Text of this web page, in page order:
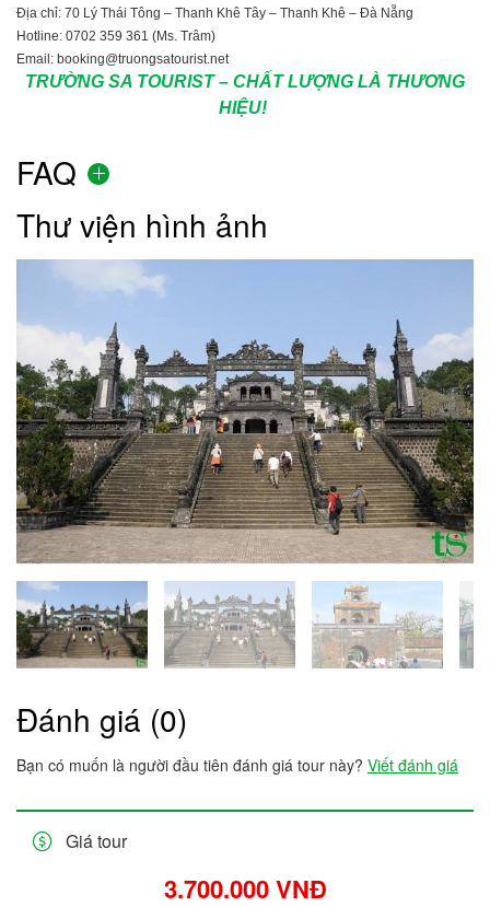
Địa chỉ: 70 Lý Thái Tông – Thanh Khê Tây – Thanh Khê – Đà Nẵng
Hotline: 0702 359 361 (Ms. Trâm)
Email: booking@truongsatourist.net
TRƯỜNG SA TOURIST – CHẤT LƯỢNG LÀ THƯƠNG
HIỆU!
FAQ
Thư viện hình ảnh
Đánh giá (0)
Bạn có muốn là người đầu tiên đánh giá tour này? Viết đánh giá
Giá tour
3.700.000 VNĐ